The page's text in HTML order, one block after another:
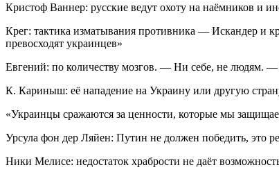
Кристоф Ваннер: русские ведут охоту на наёмников и
Крег: тактика изматывания противника — Искандер и
превосходят украинцев»
Евгений: по количеству мозгов. — Ни себе, не людям.
К. Кариныш: её нападение на Украину или другую
«Украинцы сражаются за ценности, которые мы
Урсула фон дер Ляйен: Путин не должен победить, это
Ники Мелисе: недостаток храбрости не даёт